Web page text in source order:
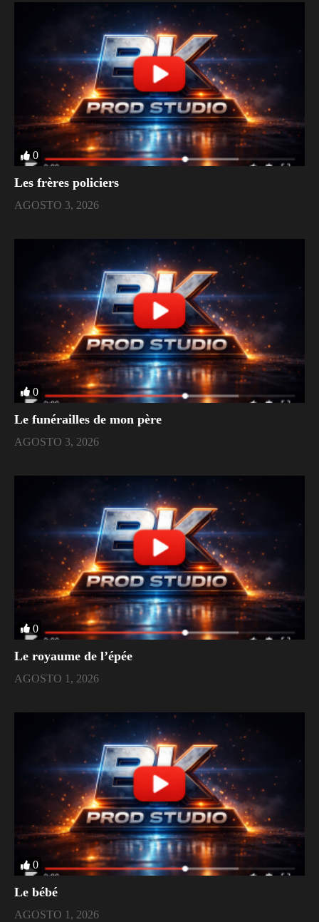
0
Les frères policiers
AGOSTO 3, 2026
0
Le funérailles de mon père
AGOSTO 3, 2026
0
Le royaume de l’épée
AGOSTO 1, 2026
0
Le bébé
AGOSTO 1, 2026